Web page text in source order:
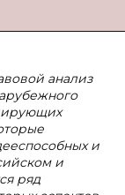
анализ
и
и
ряд